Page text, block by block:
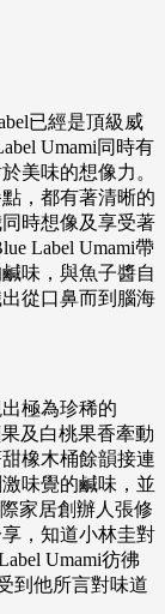
已經是頂級威
Umami同時有
美味的想像力。
，都有著清晰的
時想像及享受著
Label Umami帶
味，與魚子醬自
從口鼻而到腦海
極為珍稀的
果及白桃果香牽動
橡木桶餘韻接連
味覺的鹹味，並
家居創辦人張修
，知道小林圭對
Umami彷彿
到他所言對味道